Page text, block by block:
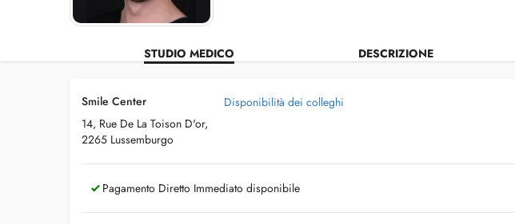
STUDIO MEDICO DESCRIZIONE
Smile Center
14, Rue De La Toison D'or,
2265 Lussemburgo
Disponibilità dei colleghi
Pagamento Diretto Immediato disponibile